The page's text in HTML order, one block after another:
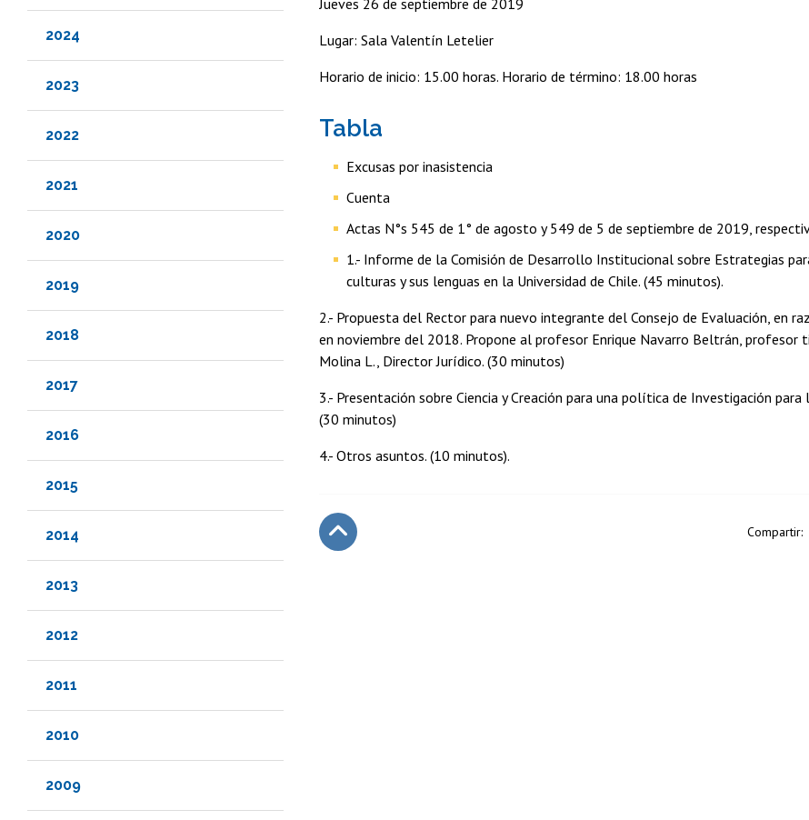
2024
2023
2022
2021
2020
2019
2018
2017
2016
2015
2014
2013
2012
2011
2010
2009
Lugar: Sala Valentín Letelier
Horario de inicio: 15.00 horas. Horario de término: 18.00 horas
Tabla
Excusas por inasistencia
Cuenta
Actas N°s 545 de 1° de agosto y 549 de 5 de septiembre de 2019,
1.- Informe de la Comisión de Desarrollo Institucional sobre Estrategias
culturas y sus lenguas en la Universidad de Chile. (45 minutos).
2.- Propuesta del Rector para nuevo integrante del Consejo de Evaluación, en
en noviembre del 2018. Propone al profesor Enrique Navarro Beltrán, profesor
Molina L., Director Jurídico. (30 minutos)
3.- Presentación sobre Ciencia y Creación para una política de Investigación
(30 minutos)
4.- Otros asuntos. (10 minutos).
Compartir: